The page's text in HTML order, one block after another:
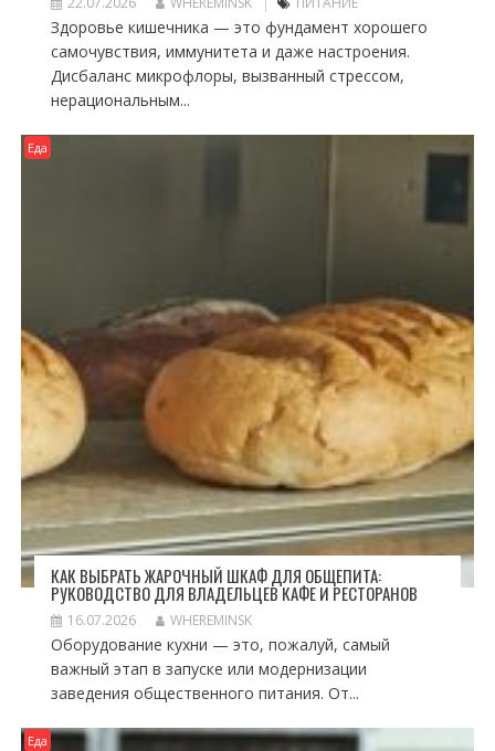
Здоровье кишечника — это фундамент хорошего
самочувствия, иммунитета и даже настроения.
Дисбаланс микрофлоры, вызванный стрессом,
нерациональным...
Еда
КАК ВЫБРАТЬ ЖАРОЧНЫЙ ШКАФ ДЛЯ ОБЩЕПИТА:
РУКОВОДСТВО ДЛЯ ВЛАДЕЛЬЦЕВ КАФЕ И РЕСТОРАНОВ
16.07.2026 WHEREMINSK
Оборудование кухни — это, пожалуй, самый
важный этап в запуске или модернизации
заведения общественного питания. От...
Еда